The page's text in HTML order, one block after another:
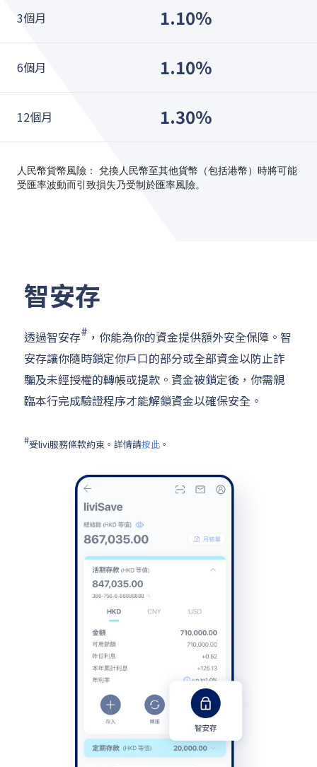
3個月 1.10%
6個月 1.10%
12個月 1.30%
人民幣貨幣風險： 兌換人民幣至其他貨幣（包括港幣）時將可能
受匯率波動而引致損失乃受制於匯率風險。
智安存
透過智安存# ，你能為你的資金提供額外安全保障。智
安存讓你隨時鎖定你戶口的部分或全部資金以防止詐
騙及未經授權的轉帳或提款。資金被鎖定後，你需親
臨本行完成驗證程序才能解鎖資金以確保安全。
#受livi服務條款約束。詳情請按此 。